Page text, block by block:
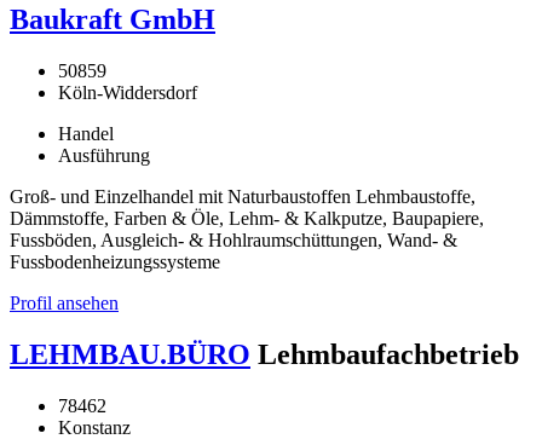
Baukraft GmbH
50859
Köln-Widdersdorf
Handel
Ausführung
Groß- und Einzelhandel mit Naturbaustoffen Lehmbaustoffe,
Dämmstoffe, Farben & Öle, Lehm- & Kalkputze, Baupapiere,
Fussböden, Ausgleich- & Hohlraumschüttungen, Wand- &
Fussbodenheizungssysteme
Profil ansehen
LEHMBAU.BÜRO Lehmbaufachbetrieb
78462
Konstanz